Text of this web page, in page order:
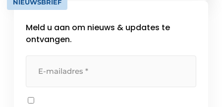
stellen hun concurrentiekracht te verhogen,
NIEUWSBRIEF
Meld u aan om nieuws & updates te
ontvangen.